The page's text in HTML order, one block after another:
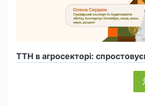
ТТН в агросекторі: